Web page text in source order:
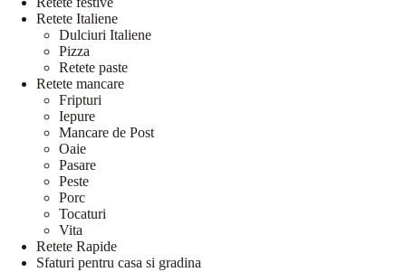
Retete Italiene
Dulciuri Italiene
Pizza
Retete paste
Retete mancare
Fripturi
Iepure
Mancare de Post
Oaie
Pasare
Peste
Porc
Tocaturi
Vita
Retete Rapide
Sfaturi pentru casa si gradina